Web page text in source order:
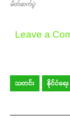
မိတ်ဆက်ပွဲ
Leave a
သတင်း နိုင်ငံရေး